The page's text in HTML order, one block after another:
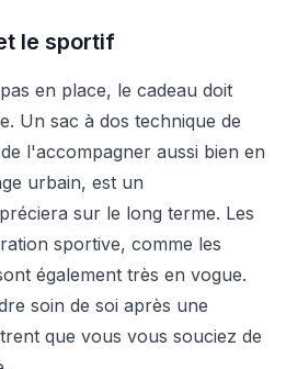
le sportif
en place, le cadeau doit
Un sac à dos technique de
l'accompagner aussi bien en
urbain, est un
sur le long terme. Les
sportive, comme les
également très en vogue.
soin de soi après une
que vous vous souciez de